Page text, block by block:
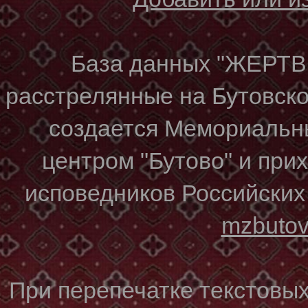
База данных
расстрелянные на
создается
центром "Бутово" и
исповедников
При перепечатке